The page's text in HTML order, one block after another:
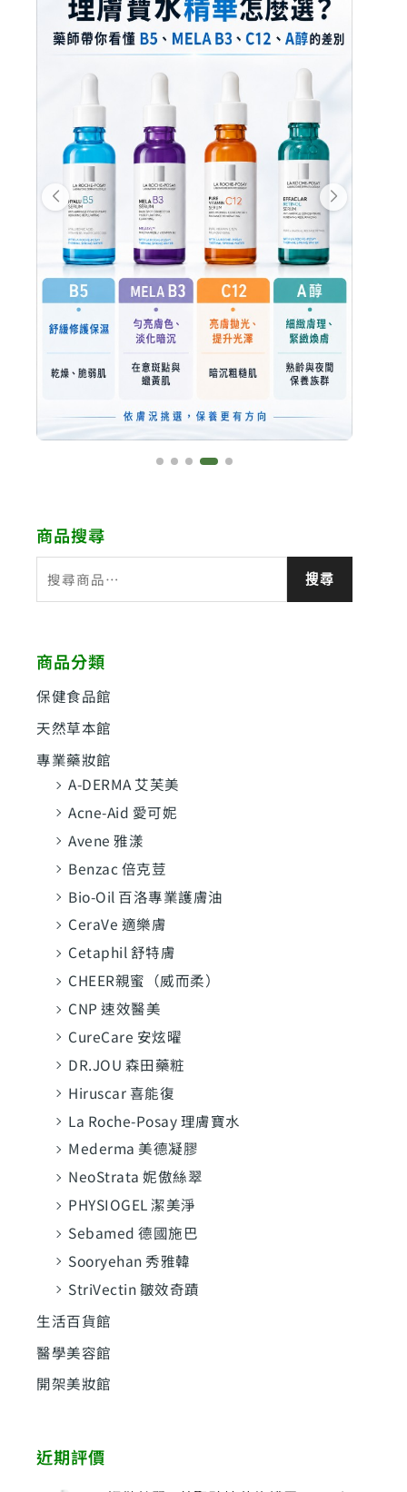
商品搜尋
尋
字
:
搜尋
商品分類
保健食品館
天然草本館
專業藥妝館
A-DERMA 艾芙美
Acne-Aid 愛可妮
Avene 雅漾
Benzac 倍克荳
Bio-Oil 百洛專業護膚油
CeraVe 適樂膚
Cetaphil 舒特膚
CHEER親蜜（威而柔）
CNP 速效醫美
CureCare 安炫曜
DR.JOU 森田藥粧
Hiruscar 喜能復
La Roche-Posay 理膚寶水
Mederma 美德凝膠
NeoStrata 妮傲絲翠
PHYSIOGEL 潔美淨
Sebamed 德國施巴
Sooryehan 秀雅韓
StriVectin 皺效奇蹟
生活百貨館
醫學美容館
開架美妝館
近期評價